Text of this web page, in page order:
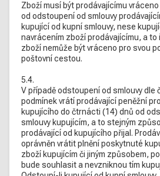
Zboží musí být prodávajícímu
od odstoupení od smlouvy
kupující od kupní smlouvy, nese
navrácením zboží prodávajícímu, a to
zboží nemůže být vráceno pro svou
poštovní cestou.
5.4.
V případě odstoupení od smlouvy dle
podmínek vrátí prodávající peněžní
kupujícího do čtrnácti (14) dnů od
smlouvy kupujícím, a to stejným
prodávající od kupujícího přijal.
oprávněn vrátit plnění poskytnuté
zboží kupujícím či jiným způsobem,
bude souhlasit a nevzniknou tím